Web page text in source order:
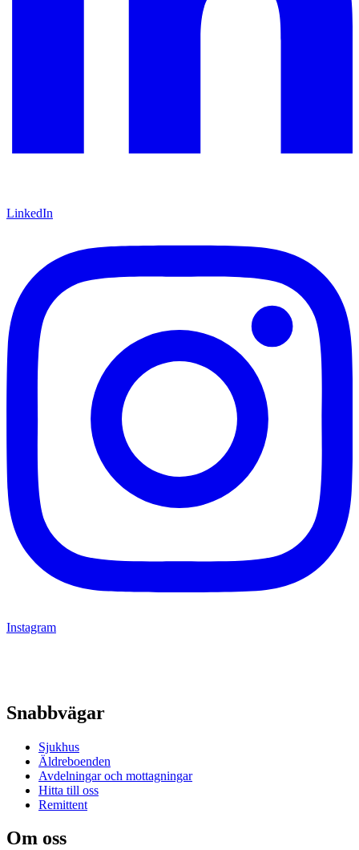
LinkedIn
Instagram
Snabbvägar
Sjukhus
Äldreboenden
Avdelningar och mottagningar
Hitta till oss
Remittent
Om oss